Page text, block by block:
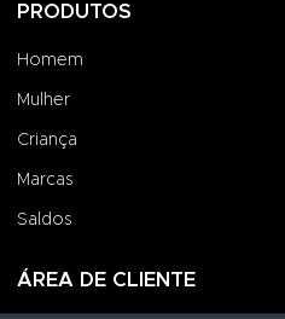
PRODUTOS
Homem
Mulher
Criança
Marcas
Saldos
ÁREA DE CLIENTE